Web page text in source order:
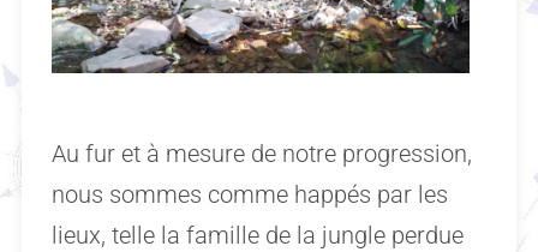
Au fur et à mesure de notre progression,
nous sommes comme happés par les
lieux, telle la famille de la jungle perdue